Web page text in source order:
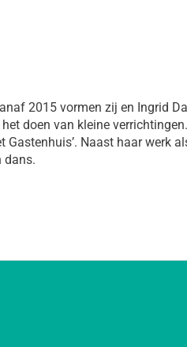
2015 vormen zij en Ingrid
doen van kleine
Gastenhuis’. Naast haar werk
dans.